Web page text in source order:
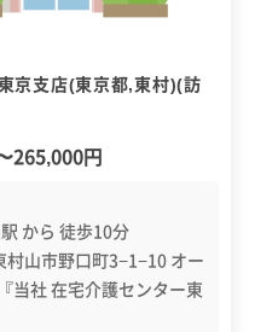
京支店(東京都,東村)(訪
265,000円
から 徒歩10分
山市野口町3−1−10 オー
当社 在宅介護センター東